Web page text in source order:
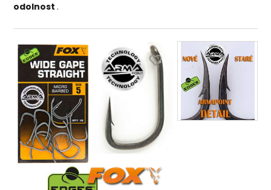
odolnost.